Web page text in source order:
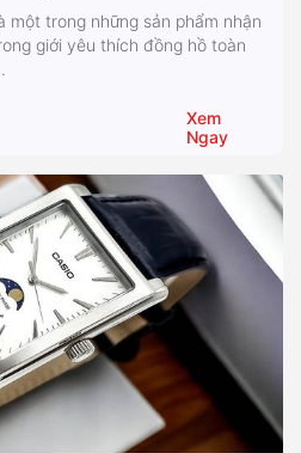
một trong những sản phẩm nhận
giới yêu thích đồng hồ toàn
Xem
Ngay